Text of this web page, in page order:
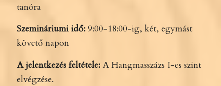
tanóra
Szemináriumi idő:9:00-18:00-ig, két, egymást
követő napon
A jelentkezés feltétele:A Hangmasszázs I-es szint
elvégzése.